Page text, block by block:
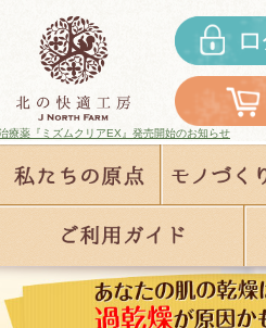
始のお知らせ